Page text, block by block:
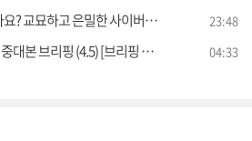
은밀한 사이버폭력 대처법 [잘 사는 법] 23:48
브리핑 (4.5) [브리핑 인사이트] 04:33